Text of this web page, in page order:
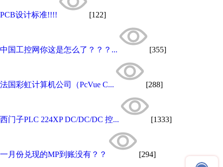
PCB设计标准!!!! [122]
中国工控网你这是怎么了？？？... [355]
法国彩虹计算机公司（PcVue C... [288]
西门子PLC 224XP DC/DC/DC 控... [1333]
一月份兑现的MP到账没有？？ [294]